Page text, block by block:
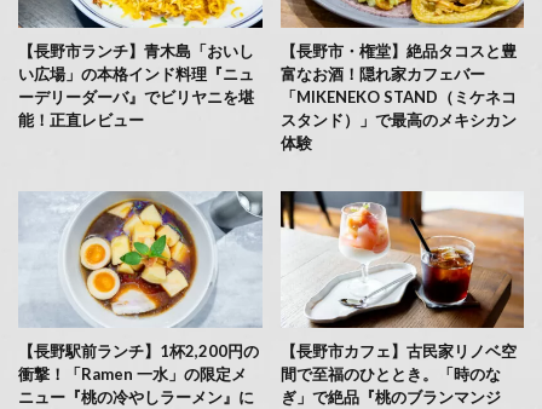
【長野市ランチ】青木島「おいし
い広場」の本格インド料理『ニュ
ーデリーダーバ』でビリヤニを堪
能！正直レビュー
【長野市・権堂】絶品タコスと豊
富なお酒！隠れ家カフェバー
「MIKENEKO STAND（ミケネコ
スタンド）」で最高のメキシカン
体験
【長野駅前ランチ】1杯2,200円の
衝撃！「Ramen 一水」の限定メ
ニュー『桃の冷やしラーメン』に
【長野市カフェ】古民家リノベ空
間で至福のひととき。「時のな
ぎ」で絶品『桃のブランマンジ